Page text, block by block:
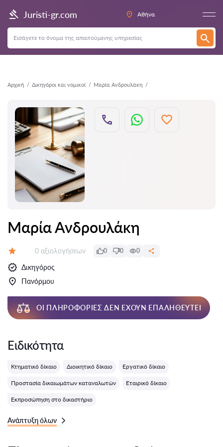
Juristi-gr.com Αθήνα
Αρχική Δικηγόροι και νομικοί Μαρία Ανδρουλάκη
Πίσω
Μαρία Ανδρουλάκη
Αξιολογήσεις:
0 αξιολογήσεων 0 0 0
Δικηγόρος
Πανόρμου
ΟΙ ΠΛΗΡΟΦΟΡΊΕΣ ΔΕΝ ΈΧΟΥΝ ΕΠΑΛΗΘΕΥΤΕΊ
Ειδικότητα
Κτηματικό δίκαιο Διοικητικό δίκαιο Εργατικό δίκαιο
Προστασία δικαιωμάτων καταναλωτών Εταιρικό δίκαιο
Εκπροσώπηση στο δικαστήριο
Ανάπτυξη όλων